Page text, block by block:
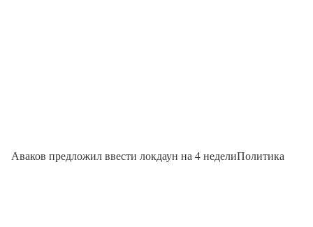
Аваков предложил ввести локдаун на 4 неделиПолитика